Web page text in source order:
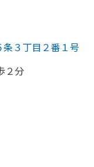
３丁目２番１号
２分